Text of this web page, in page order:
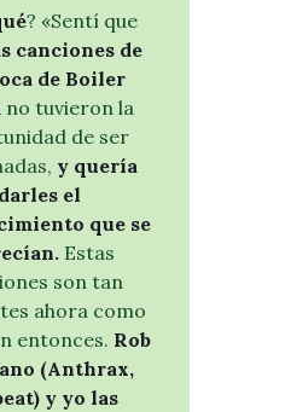
? «Sentí que
canciones de
de Boiler
no tuvieron la
de ser
y quería
darles el
que se
Estas
son tan
ahora como
entonces. Rob
(Anthrax,
y yo las